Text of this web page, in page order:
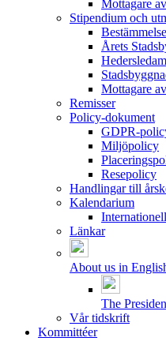
Mottagare
Stipendium och
Årets
Mottagare
Remisser
Policy-dokument
GDPR-
Miljöpolicy
Resepolicy
Handlingar till
Kalendarium
Länkar
About us in
The
Vår tidskrift
Kommittéer